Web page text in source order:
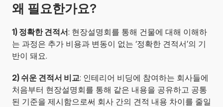
왜 필요한가요?
1) 정확한 견적서: 현장설명회를 통해 건물에 대해 이해하
는 과정은 추가 비용과 변동이 없는 ‘정확한 견적서’의 기
반이 돼요.
2) 쉬운 견적서 비교: 인테리어 비딩에 참여하는 회사들에
처음부터 현장설명회를 통해 같은 내용을 공유하고 공통
된 기준을 제시함으로써 회사 간의 견적 내용 차이를 줄일